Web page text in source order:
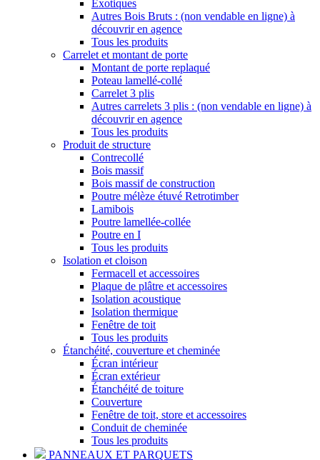
Exotiques
Autres Bois Bruts : (non vendable en ligne) à
découvrir en agence
Tous les produits
Carrelet et montant de porte
Montant de porte replaqué
Poteau lamellé-collé
Carrelet 3 plis
Autres carrelets 3 plis : (non vendable en ligne) à
découvrir en agence
Tous les produits
Produit de structure
Contrecollé
Bois massif
Bois massif de construction
Poutre mélèze étuvé Retrotimber
Lamibois
Poutre lamellée-collée
Poutre en I
Tous les produits
Isolation et cloison
Fermacell et accessoires
Plaque de plâtre et accessoires
Isolation acoustique
Isolation thermique
Fenêtre de toit
Tous les produits
Étanchéité, couverture et cheminée
Écran intérieur
Écran extérieur
Étanchéité de toiture
Couverture
Fenêtre de toit, store et accessoires
Conduit de cheminée
Tous les produits
PANNEAUX ET PARQUETS